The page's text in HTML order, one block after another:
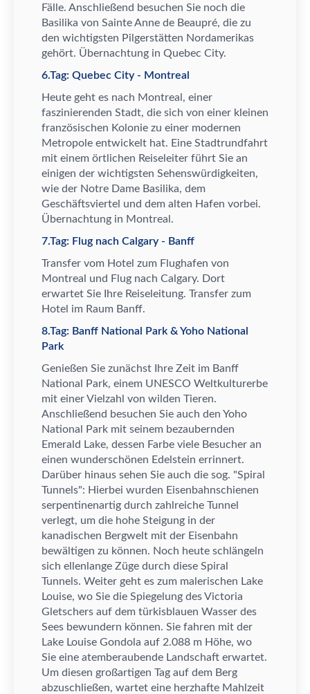
Fä lle. Anschließend besuchen Sie noch die
Basilika von Sainte Anne de Beaupré, die zu
den wichtigsten Pilgerstätten Nordamerikas
gehört. Übernachtung in Quebec City.
6.Tag: Quebec City - Montreal
Heute geht es nach Montreal, einer
faszinierenden Stadt, die sich von einer kleinen
französischen Kolonie zu einer modernen
Metropole entwickelt hat. Eine Stadtrundfahrt
mit einem örtlichen Reiseleiter führt Sie an
einigen der wichtigsten Sehenswürdigkeiten,
wie der Notre Dame Basilika, dem
Geschäftsviertel und dem alten Hafen vorbei.
Übernachtung in Montreal.
7.Tag: Flug nach Calgary - Banff
Transfer vom Hotel zum Flughafen von
Montreal und Flug nach Calgary. Dort
erwartet Sie Ihre Reiseleitung. Transfer zum
Hotel im Raum Banff.
8.Tag: Banff National Park & Yoho National
Park
Genießen Sie zunächst Ihre Zeit im Banff
National Park, einem UNESCO Weltkulturerbe
mit einer Vielzahl von wilden Tieren.
Anschließend besuchen Sie auch den Yoho
National Park mit seinem bezaubernden
Emerald Lake, dessen Farbe viele Besucher an
einen wunderschönen Edelstein errinnert.
Darüber hinaus sehen Sie auch die sog. "Spiral
Tunnels": Hierbei wurden Eisenbahnschienen
serpentinenartig durch zahlreiche Tunnel
verlegt, um die hohe Steigung in der
kanadischen Bergwelt mit der Eisenbahn
bewä ltigen zu können. Noch heute schl ängeln
sich ellenlange Züge durch diese Spiral
Tunnels. Weiter geht es zum malerischen Lake
Louise, wo Sie die Spiegelung des Victoria
Gletschers auf dem türkisblauen Wasser des
Sees bewundern können. Sie fahren mit der
Lake Louise Gondola auf 2.088 m Höhe, wo
Sie eine atemberaubende Landschaft erwartet.
Um diesen großartigen Tag auf dem Berg
abzuschließen, wartet eine herzhafte Mahlzeit